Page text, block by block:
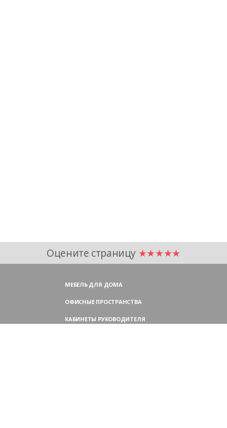
Оцените страницу ★★★★★
МЕБЕЛЬ ДЛЯ ДОМА
ОФИСНЫЕ ПРОСТРАНСТВА
КАБИНЕТЫ РУКОВОДИТЕЛЯ